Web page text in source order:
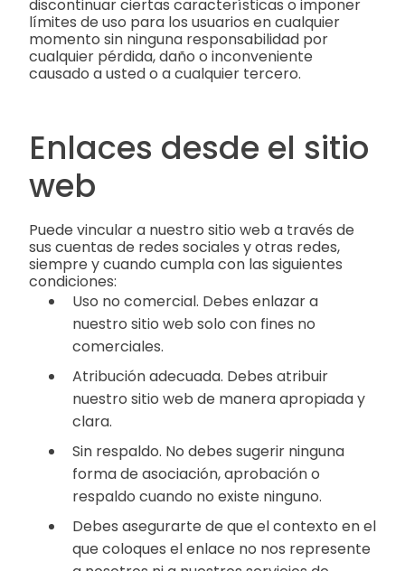
discontinuar ciertas características o imponer
límites de uso para los usuarios en cualquier
momento sin ninguna responsabilidad por
cualquier pérdida, daño o inconveniente
causado a usted o a cualquier tercero.
Enlaces desde el sitio
web
Puede vincular a nuestro sitio web a través de
sus cuentas de redes sociales y otras redes,
siempre y cuando cumpla con las siguientes
condiciones:
Uso no comercial. Debes enlazar a
nuestro sitio web solo con fines no
comerciales.
Atribución adecuada. Debes atribuir
nuestro sitio web de manera apropiada y
clara.
Sin respaldo. No debes sugerir ninguna
forma de asociación, aprobación o
respaldo cuando no existe ninguno.
Debes asegurarte de que el contexto en el
que coloques el enlace no nos represente